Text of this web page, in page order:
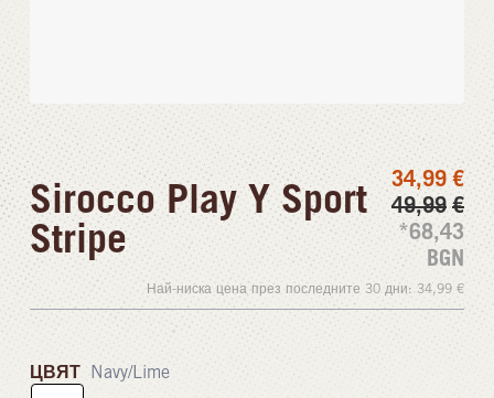
Sirocco Play Y Sport
Stripe
34,99 €
49,99 €
*68,43
BGN
Най-ниска цена през последните 30 дни: 34,99 €
ЦВЯТ Navy/Lime